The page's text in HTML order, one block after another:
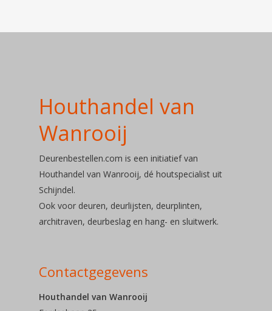
Houthandel van
Wanrooij
Deurenbestellen.com is een initiatief van
Houthandel van Wanrooij, dé houtspecialist uit
Schijndel.
Ook voor deuren, deurlijsten, deurplinten,
architraven, deurbeslag en hang- en sluitwerk.
Contactgegevens
Houthandel van Wanrooij
Over ons
Soorten
Deuren
Deurbeslag